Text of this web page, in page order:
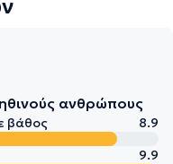
ανθρώπους
βάθος
8.9
9.9